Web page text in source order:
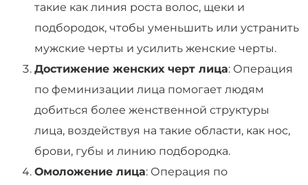
такие как линия роста волос, щеки и
подбородок, чтобы уменьшить или устранить
мужские черты и усилить женские черты.
Достижение женских черт лица: Операция
по феминизации лица помогает людям
добиться более женственной структуры
лица, воздействуя на такие области, как нос,
брови, губы и линию подбородка.
Омоложение лица: Операция по